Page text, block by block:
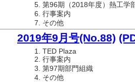
第96期（2018年度）熱工学
行事案内
その他
2019年9月号(No.88)
TED Plaza
行事案内
第97期部門組織
その他